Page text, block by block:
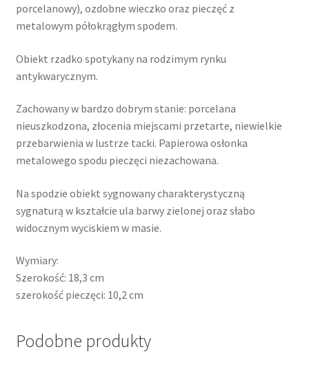
porcelanowy), ozdobne wieczko oraz pieczęć z
metalowym półokrągłym spodem.
Obiekt rzadko spotykany na rodzimym rynku
antykwarycznym.
Zachowany w bardzo dobrym stanie: porcelana
nieuszkodzona, złocenia miejscami przetarte, niewielkie
przebarwienia w lustrze tacki. Papierowa osłonka
metalowego spodu pieczęci niezachowana.
Na spodzie obiekt sygnowany charakterystyczną
sygnaturą w kształcie ula barwy zielonej oraz słabo
widocznym wyciskiem w masie.
Wymiary:
Szerokość: 18,3 cm
szerokość pieczęci: 10,2 cm
Podobne produkty